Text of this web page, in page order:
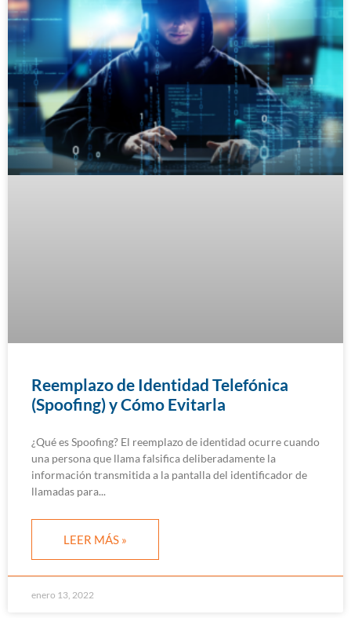
Reemplazo de Identidad Telefónica
(Spoofing) y Cómo Evitarla
¿Qué es Spoofing? El reemplazo de identidad ocurre cuando
una persona que llama falsifica deliberadamente la
información transmitida a la pantalla del identificador de
llamadas para
LEER MÁS »
enero 13, 2022